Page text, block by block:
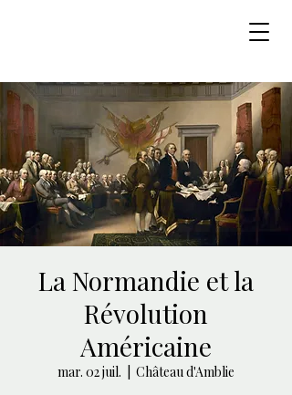
La Normandie et la
Révolution
Américaine
mar. 02 juil.
Château d'Amblie